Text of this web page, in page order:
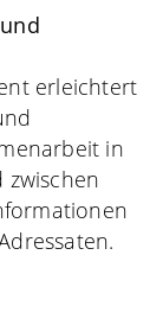
erleichtert
in
zwischen